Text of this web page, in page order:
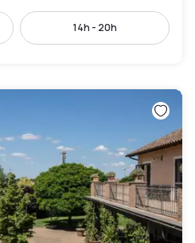
14h - 20h